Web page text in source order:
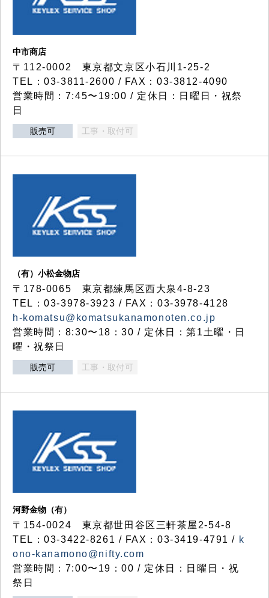
中市商店
〒112-0002 東京都文京区小石川1-25-2
TEL：03-3811-2600 / FAX：03-3812-4090
営業時間：7:45〜19:00 / 定休日：日曜日・祝祭
日
販売可 工事・取付可
（有）小松金物店
〒178-0065 東京都練馬区西大泉4-8-23
TEL：03-3978-3923 / FAX：03-3978-4128
h-komatsu@komatsukanamonoten.co.jp
営業時間：8:30〜18：30 / 定休日：第1土曜・日
曜・祝祭日
販売可 工事・取付可
河野金物（有）
〒154-0024 東京都世田谷区三軒茶屋2-54-8
TEL：03-3422-8261 / FAX：03-3419-4791 / k
ono-kanamono@nifty.com
営業時間：7:00〜19：00 / 定休日：日曜日・祝
祭日